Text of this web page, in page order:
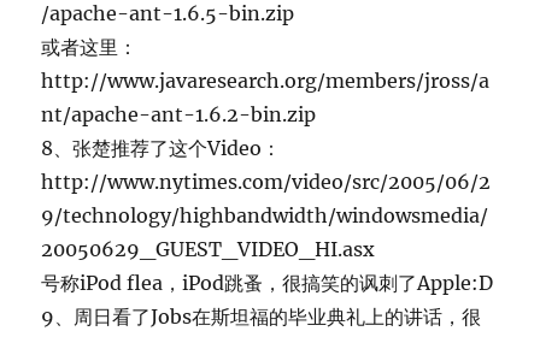
/apache-ant-1.6.5-bin.zip
或者这里：
http://www.javaresearch.org/members/jross/a
nt/apache-ant-1.6.2-bin.zip
8、张楚推荐了这个Video：
http://www.nytimes.com/video/src/2005/06/2
9/technology/highbandwidth/windowsmedia/
20050629_GUEST_VIDEO_HI.asx
号称iPod flea，iPod跳蚤，很搞笑的讽刺了Apple:D
9、周日看了Jobs在斯坦福的毕业典礼上的讲话，很